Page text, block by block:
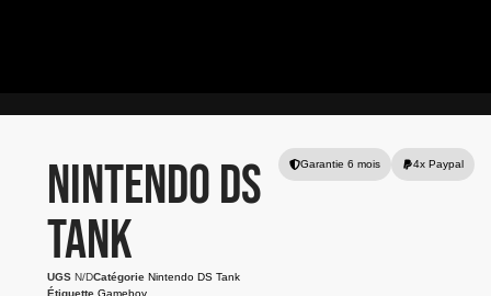
Nintendo DS
Tank
UGSN/DCatégorie Nintendo DS Tank
Étiquette Gameboy
Garantie 6 mois 4x Paypal